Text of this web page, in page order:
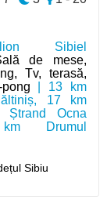
Sibiel
de mese,
Tv, terasă,
| 13 km
17 km
Ștrand Ocna
Drumul
Sibiu